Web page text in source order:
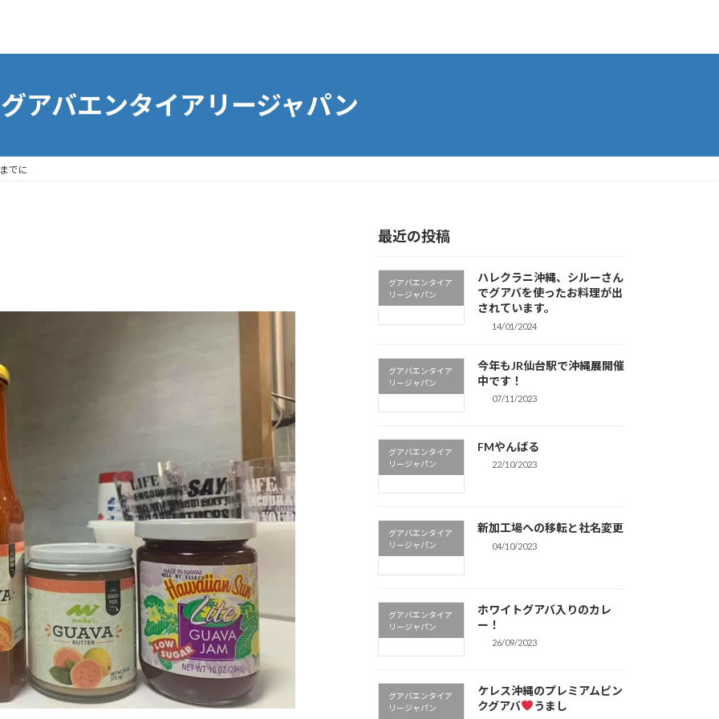
グアバエンタイアリージャパン
でに
最近の投稿
グアバエンタイア
リージャパン
ハレクラニ沖縄、シルーさん
でグアバを使ったお料理が出
されています。
14/01/2024
グアバエンタイア
リージャパン
今年もJR仙台駅で沖縄展開催
中です！
07/11/2023
グアバエンタイア
リージャパン
FMやんばる
22/10/2023
グアバエンタイア
リージャパン
新加工場への移転と社名変更
04/10/2023
グアバエンタイア
リージャパン
ホワイトグアバ入りのカレ
ー！
26/09/2023
グアバエンタイア
リージャパン
ケレス沖縄のプレミアムピン
クグアバ
うまし